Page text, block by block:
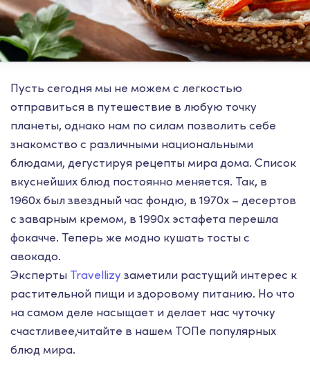
Пусть сегодня мы не можем с легкостью
отправиться в путешествие в любую точку
планеты, однако нам по силам позволить себе
знакомство с различными национальными
блюдами, дегустируя рецепты мира дома. Список
вкуснейших блюд постоянно меняется. Так, в
1960х был звездный час фондю, в 1970х – десертов
с заварным кремом, в 1990х эстафета перешла
фокачче. Теперь же модно кушать тосты с
авокадо.
Эксперты Travellizy заметили растущий интерес к
растительной пищи и здоровому питанию. Но что
на самом деле насыщает и делает нас чуточку
счастливее,читайте в нашем ТОПе популярных
блюд мира.